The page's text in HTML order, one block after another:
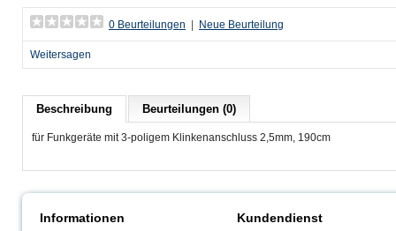
0 Beurteilungen Neue Beurteilung
Weitersagen
Beschreibung Beurteilungen (0)
für Funkgeräte mit 3-poligem Klinkenanschluss 2,5mm, 190cm
Informationen Kundendienst